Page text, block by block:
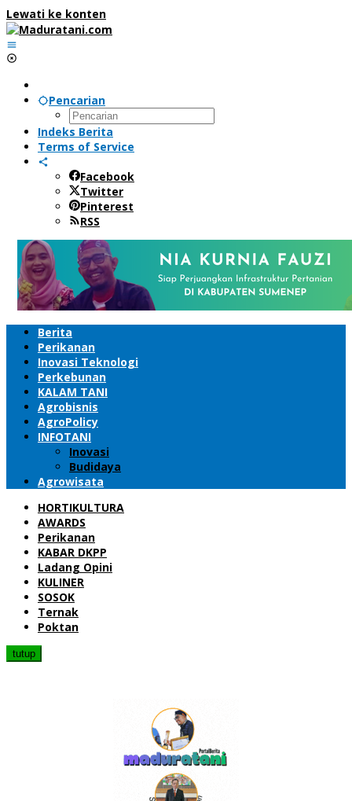
Lewati ke konten
Pencarian
Indeks Berita
Terms of Service
Facebook
Twitter
Pinterest
RSS
Berita
Perikanan
Inovasi Teknologi
Perkebunan
KALAM TANI
Agrobisnis
AgroPolicy
INFOTANI
Inovasi
Budidaya
Agrowisata
HORTIKULTURA
AWARDS
Perikanan
KABAR DKPP
Ladang Opini
KULINER
SOSOK
Ternak
Poktan
tutup